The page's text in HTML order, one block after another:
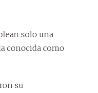
solo una
conocida como
su